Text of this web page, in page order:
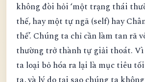
không đòi hỏi ‘một trạng thái
thế, hay một tự ngã (self) hay
thế’. Chúng ta chỉ cần làm tan rã
thường trở thành tự giải thoát. Vì
ta loại bỏ hóa ra lại là mục tiêu